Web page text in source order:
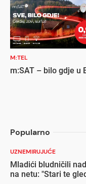
M:TEL
m:SAT – bilo gdje u
Popularno
UZNEMIRUJUĆE
Mladići bludničili
na netu: "Stari te